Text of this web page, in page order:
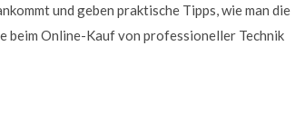
und geben praktische Tipps, wie man die
beim Online-Kauf von professioneller Technik